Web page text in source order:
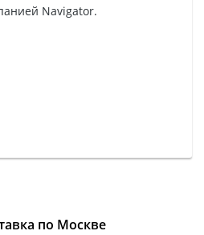
Navigator.
по Москве